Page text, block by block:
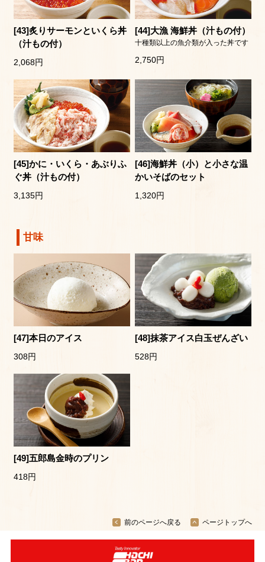
[43]炙りサーモンといくら丼
（汁もの付）
2,068円
[44]大漁 海鮮丼（汁もの付）
十種類以上の魚介類が入った丼です
2,750円
[45]かに・いくら・あぶりふ
ぐ丼（汁もの付）
3,135円
[46]海鮮丼（小）と小さな温
かいそばのセット
1,320円
甘味
[47]本日のアイス
308円
[48]抹茶アイス白玉ぜんざい
528円
[49]五郎島金時のプリン
418円
前のページへ戻る ページトップへ